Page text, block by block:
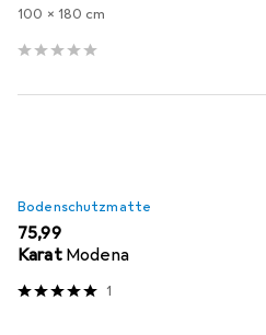
100 x 180 cm
Bodenschutzmatte
EUR
75,99
Karat Modena
1